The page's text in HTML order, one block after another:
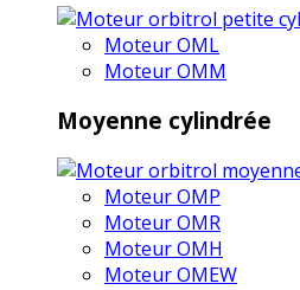
Moteur OML
Moteur OMM
Moyenne cylindrée
Moteur OMP
Moteur OMR
Moteur OMH
Moteur OMEW